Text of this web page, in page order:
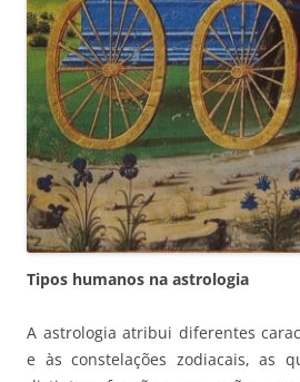
Tipos humanos na astrologia
A astrologia atribui diferentes
e às constelações zodiacais, as